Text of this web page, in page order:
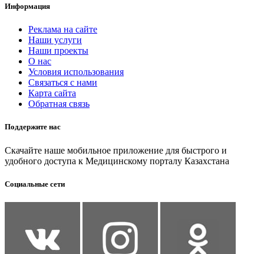
Информация
Реклама на сайте
Наши услуги
Наши проекты
О нас
Условия использования
Связаться с нами
Карта сайта
Обратная связь
Поддержите нас
Скачайте наше мобильное приложение для быстрого и
удобного доступа к Медицинскому порталу Казахстана
Социальные сети